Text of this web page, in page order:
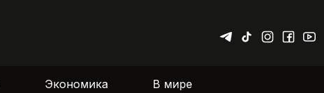
Экономика В мире